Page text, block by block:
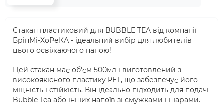
Стакан пластиковий для BUBBLE TEA від компанії
БрінМі-ХоРеКА - ідеальний вибір для любителів
цього освіжаючого напою!
Цей стакан має об'єм 500мл і виготовлений з
високоякісного пластику PET, що забезпечує його
міцність і стійкість. Він ідеально підходить для подачі
Bubble Tea або інших напоїв зі смужками і шарами.